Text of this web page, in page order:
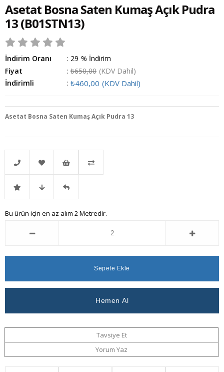
Asetat Bosna Saten Kumaş Açık Pudra
13(B01STN13)
İndirim Oranı : %
29
İndirim
Fiyat
: ₺650,00 (KDV Dahil)
İndirimli
: ₺460,00 (KDV Dahil)
Asetat Bosna Saten Kumaş Açık Pudra 13
Telefonla
Sipariş
Favorilere
Ekle
İstek
Listeme
İndirimli Fiyat
Ver
Gelince
Bu ürün için en az alım 2 Metredir.
Tavsiye Et
Yorum Yaz